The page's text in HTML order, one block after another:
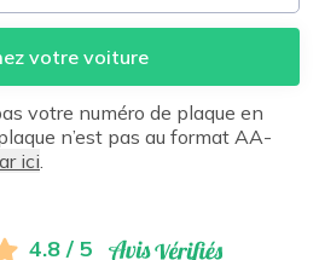
votre voiture
votre numéro de plaque en
n’est pas au format AA-
ici
4.8 / 5